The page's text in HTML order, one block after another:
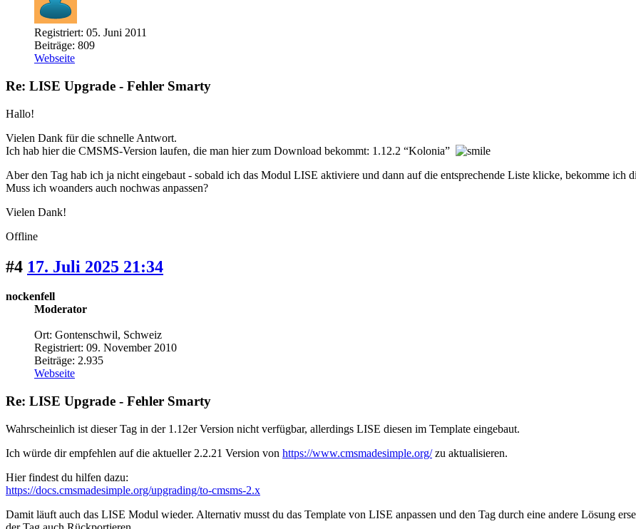
Registriert: 05. Juni 2011
Beiträge: 809
Webseite
Re: LISE Upgrade - Fehler Smarty
Hallo!
Vielen Dank für die schnelle Antwort.
Ich hab hier die CMSMS-Version laufen, die man hier zum Download bekommt: 1.12.2 “Kolonia”
Aber den Tag hab ich ja nicht eingebaut - sobald ich das Modul LISE aktiviere und dann auf die entsprechende Liste klicke, bekomme ich
Muss ich woanders auch nochwas anpassen?
Vielen Dank!
Offline
#4 17. Juli 2025 21:34
nockenfell
Moderator
Ort: Gontenschwil, Schweiz
Registriert: 09. November 2010
Beiträge: 2.935
Webseite
Re: LISE Upgrade - Fehler Smarty
Wahrscheinlich ist dieser Tag in der 1.12er Version nicht verfügbar, allerdings LISE diesen im Template eingebaut.
Ich würde dir empfehlen auf die aktueller 2.2.21 Version von https://www.cmsmadesimple.org/zu aktualisieren.
Hier findest du hilfen dazu:
https://docs.cmsmadesimple.org/upgrading/to-cmsms-2.x
Damit läuft auch das LISE Modul wieder. Alternativ musst du das Template von LISE anpassen und den Tag durch eine andere Lösung